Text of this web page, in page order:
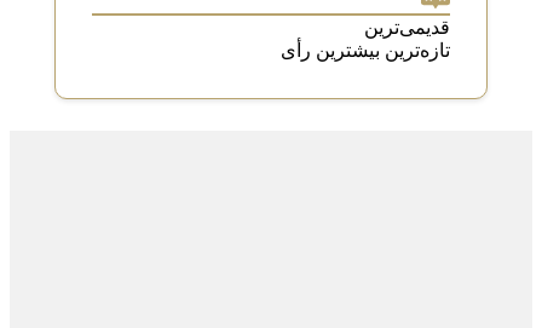
قدیمی‌ترین
تازه‌ترین بیشترین رأی